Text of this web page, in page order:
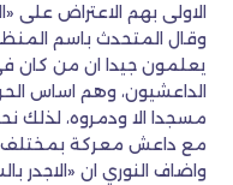
الاولى بهم الاعتراض على
وقال المتحدث باسم
يعلمون جيدا ان من كان
الداعشيون، وهم اساس
مسجدا الا ودمروه، لذلك
مع داعش معركة بمختلف
واضاف النوري ان «الاجدر